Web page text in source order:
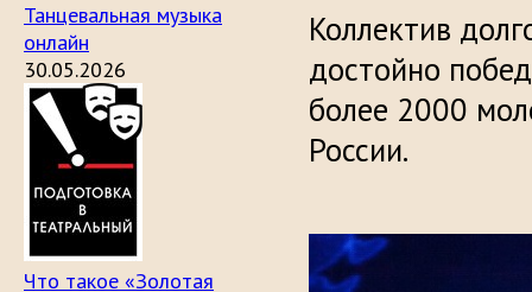
Танцевальная музыка
онлайн
30.05.2026
Что такое «Золотая
Коллектив
достойно
более 2000
России.